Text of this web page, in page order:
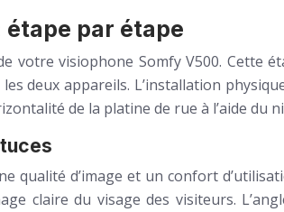
par étape
visiophone Somfy V500. Cette
deux appareils. L’installation
de la platine de rue à l’aide du
qualité d’image et un confort
claire du visage des visiteurs.